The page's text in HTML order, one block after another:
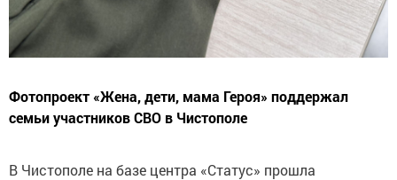
Фотопроект «Жена, дети, мама Героя» поддержал
семьи участников СВО в Чистополе
В Чистополе на базе центра «Статус» прошла